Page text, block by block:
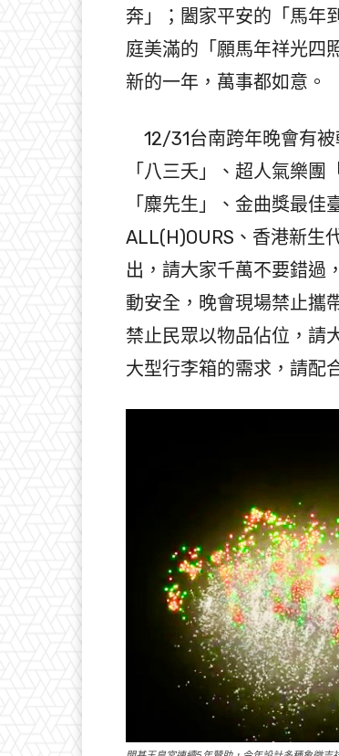
奔」；闔家平安的「馬年
庭美滿的「願馬年祥光四
新的一年，萬事都如意。
12/31台南跨年晚會有被
「八三夭」、超人氣樂
「麋先生」、金曲獎最
ALL(H)OURS、香港新生
出，請大家千萬不要錯過
動安全，晚會現場禁止攜
禁止民眾以物品佔位，請
大型行李箱的需求，請配